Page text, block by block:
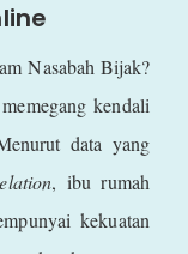
Nasabah Bijak?
kendali
data yang
, ibu rumah
kekuatan